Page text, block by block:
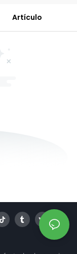
Artículo